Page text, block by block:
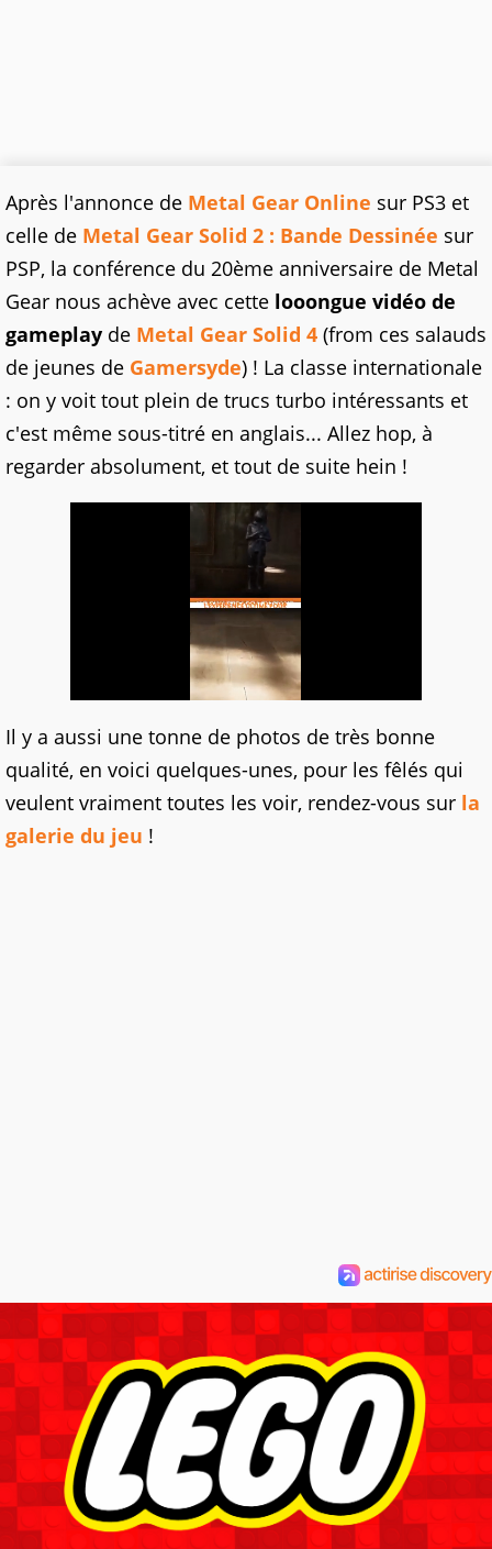
Après l'annonce de Metal Gear Online sur PS3 et
celle de Metal Gear Solid 2 : Bande Dessinée sur
PSP, la conférence du 20ème anniversaire de Metal
Gear nous achève avec cette looongue vidéo de
gameplay de Metal Gear Solid 4 (from ces salauds
de jeunes de Gamersyde) ! La classe internationale
: on y voit tout plein de trucs turbo intéressants et
c'est même sous-titré en anglais... Allez hop, à
regarder absolument, et tout de suite hein !
Il y a aussi une tonne de photos de très bonne
qualité, en voici quelques-unes, pour les fêlés qui
veulent vraiment toutes les voir, rendez-vous sur la
galerie du jeu !